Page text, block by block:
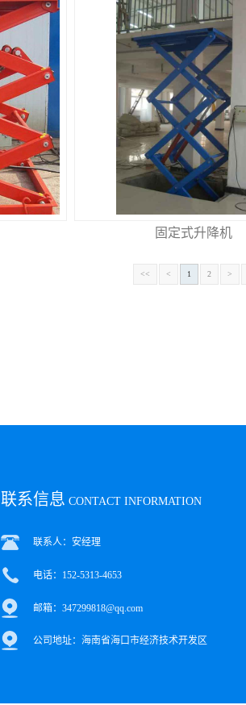
固定式升降机
<< < 1 2 >
联系信息 CONTACT INFORMATION
联系人：安经理
电话：152-5313-4653
邮箱：347299818@qq.com
公司地址：海南省海口市经济技术开发区